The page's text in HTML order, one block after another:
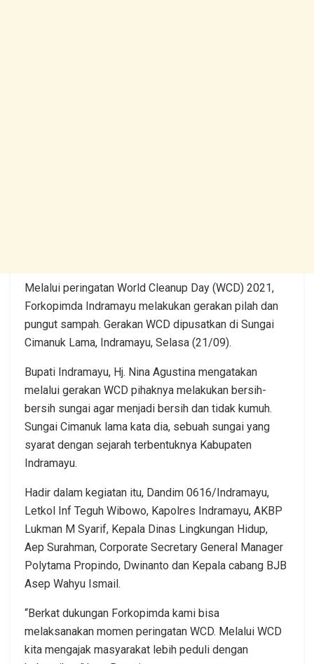
Melalui peringatan World Cleanup Day (WCD) 2021,
Forkopimda Indramayu melakukan gerakan pilah dan
pungut sampah. Gerakan WCD dipusatkan di Sungai
Cimanuk Lama, Indramayu, Selasa (21/09).
Bupati Indramayu, Hj. Nina Agustina mengatakan
melalui gerakan WCD pihaknya melakukan bersih-
bersih sungai agar menjadi bersih dan tidak kumuh.
Sungai Cimanuk lama kata dia, sebuah sungai yang
syarat dengan sejarah terbentuknya Kabupaten
Indramayu.
Hadir dalam kegiatan itu, Dandim 0616/Indramayu,
Letkol Inf Teguh Wibowo, Kapolres Indramayu, AKBP
Lukman M Syarif, Kepala Dinas Lingkungan Hidup,
Aep Surahman, Corporate Secretary General Manager
Polytama Propindo, Dwinanto dan Kepala cabang BJB
Asep Wahyu Ismail.
“Berkat dukungan Forkopimda kami bisa
melaksanakan momen peringatan WCD. Melalui WCD
kita mengajak masyarakat lebih peduli dengan